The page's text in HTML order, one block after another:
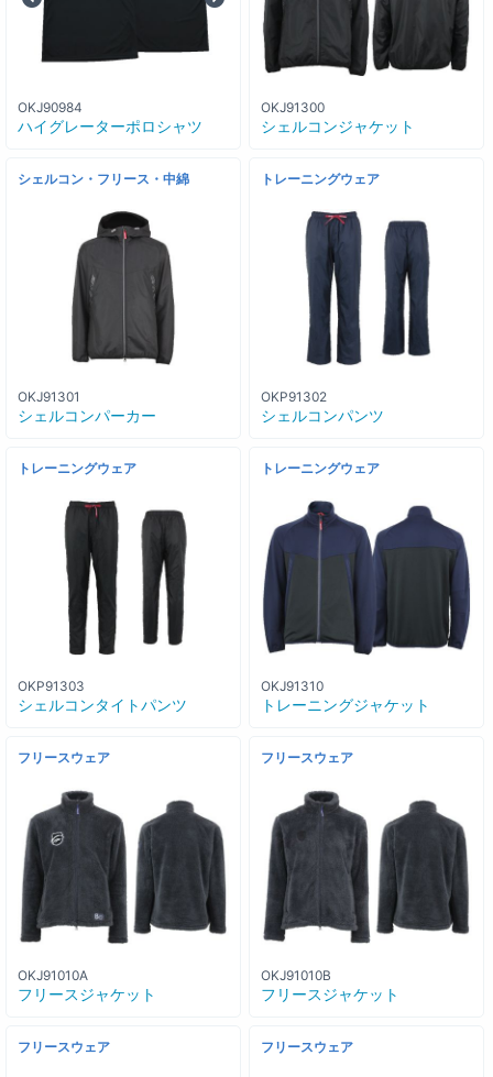
OKJ90984
ハイグレーターポロシャツ
OKJ91300
シェルコンジャケット
シェルコン・フリース・中綿
OKJ91301
シェルコンパーカー
トレーニングウェア
OKP91302
シェルコンパンツ
トレーニングウェア
OKP91303
シェルコンタイトパンツ
トレーニングウェア
OKJ91310
トレーニングジャケット
フリースウェア
OKJ91010A
フリースジャケット
フリースウェア
OKJ91010B
フリースジャケット
フリースウェア フリースウェア